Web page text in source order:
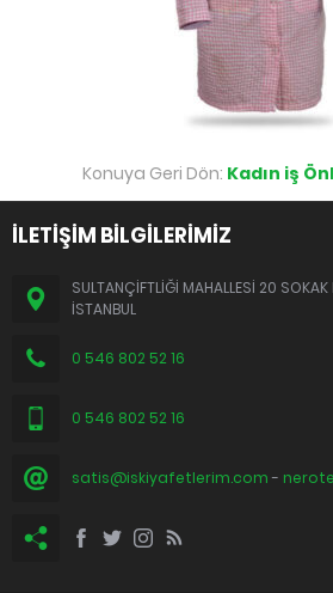
Konuya Geri Dön: Kadın iş
İLETİŞİM BİLGİLERİMİZ
SULTANÇİFTLİĞİ MAHALLESİ 20
İSTANBUL
0 546 802 52 16
0 546 802 52 16
satis@iskiyafetlerim.com -